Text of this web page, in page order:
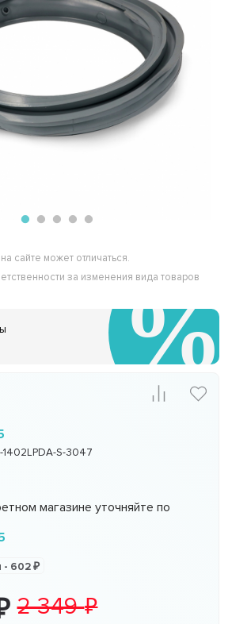
сайте может отличаться.
за изменения вида товаров
S-3047
магазине уточняйте по
- 602
2 349